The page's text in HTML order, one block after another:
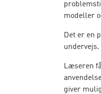
modeller
Det er en
Læseren
giver